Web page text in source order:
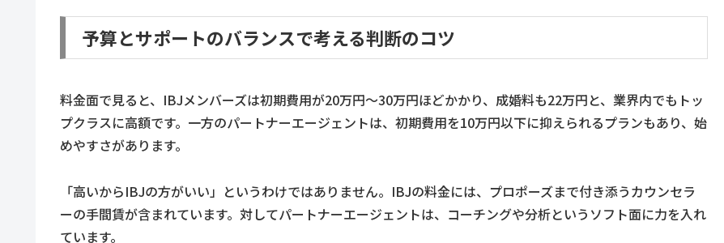
予算とサポートのバランスで考える判断のコツ
料金面で見ると、IBJメンバーズは初期費用が20万円〜30万円ほどかかり、成婚料も22万円と、業界内でもトッ
プクラスに高額です。一方のパートナーエージェントは、初期費用を10万円以下に抑えられるプランもあり、始
めやすさがあります。
「高いからIBJの方がいい」というわけではありません。IBJの料金には、プロポーズまで付き添うカウンセラ
ーの手間賃が含まれています。対してパートナーエージェントは、コーチングや分析というソフト面に力を入れ
ています。